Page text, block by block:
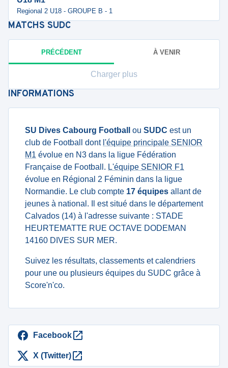
Regional 2 U18 - GROUPE B - 1
MATCHS SUDC
PRÉCÉDENT À VENIR
Charger plus
INFORMATIONS
SU Dives Cabourg Football ou SUDC est un
club de Football dont l'équipe principale SENIOR
M1 évolue en N3 dans la ligue Fédération
Française de Football. L'équipe SENIOR F1
évolue en Régional 2 Féminin dans la ligue
Normandie. Le club compte 17 équipes allant de
jeunes à national. Il est situé dans le département
Calvados (14) à l'adresse suivante : STADE
HEURTEMATTE RUE OCTAVE DODEMAN
14160 DIVES SUR MER.
Suivez les résultats, classements et calendriers
pour une ou plusieurs équipes du SUDC grâce à
Score'n'co.
Facebook
X (Twitter)